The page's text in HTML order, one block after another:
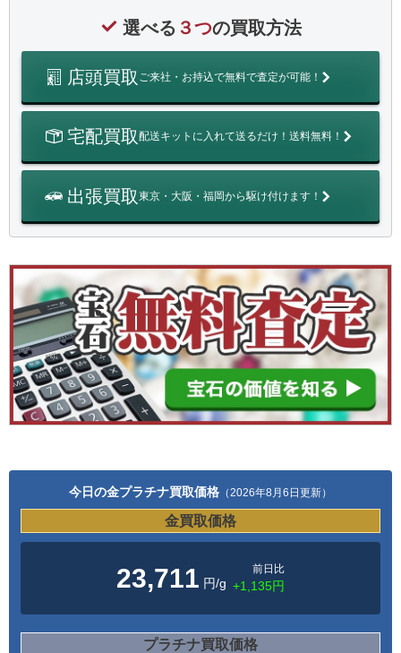
選べる ３つの買取方法
店頭買取 ご来社・お持込で無料で査定が可能！
宅配買取配送キットに入れて送るだけ！送料無料！
出張買取東京・大阪・福岡から駆け付けます！
今日の金プラチナ買取価格 （2026年8月6日更新）
金買取価格
23,711 円/g
前日比
+1,135円
プラチナ買取価格